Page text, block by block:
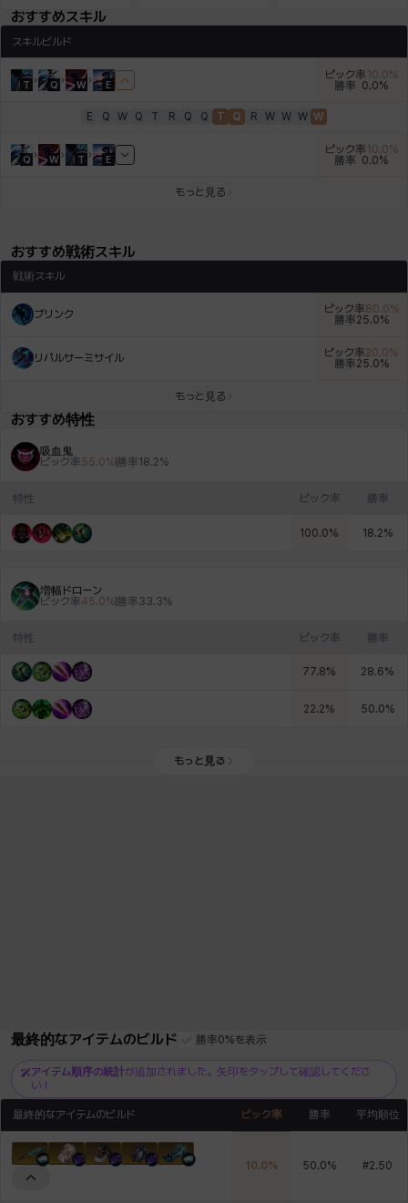
バニス バーバラ ビヒョン
ピオロ フィオラ プリヤ
マーカス ヨハン
ロッジ
おすすめスキル
スキルビルド
T Q W E
ピック率 10.0%
勝率 0.0%
E Q W Q T R Q Q T Q R W W W W
Q W T E
ピック率 10.0%
勝率 0.0%
もっと見る
おすすめ戦術スキル
戦術スキル
ブリンク ピック率80.0%
勝率25.0%
リパルサーミサイル ピック率20.0%
勝率25.0%
もっと見る
おすすめ特性
吸血鬼
ピック率 55.0% 勝率18.2%
特性 ピック率 勝率
100.0% 18.2%
増幅ドローン
ピック率45.0% 勝率33.3%
特性 ピック率 勝率
77.8% 28.6%
22.2% 50.0%
もっと見る
最終的なアイテムのビルド 勝率0%を表示
アイテム順序の統計が追加されました。矢印をタップして確認してくださ
い！
最終的なアイテムのビルド ピック率 勝率 平均順位
10.0% 50.0% #2.50